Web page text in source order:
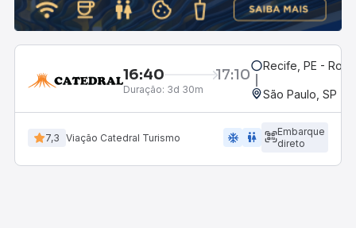
16:40 17:10
Duração: 3d 30m
Recife, PE -
São Paulo, SP -
7,3 Viação Catedral Turismo ac_unit wc
Embarque
direto